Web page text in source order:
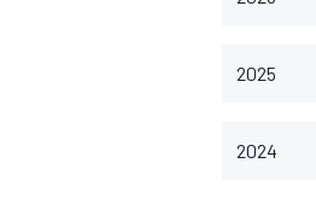
2025
2024